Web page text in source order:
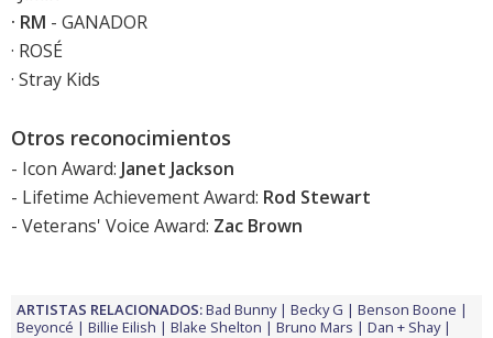
· RM - GANADOR
· ROSÉ
· Stray Kids
Otros reconocimientos
- Icon Award: Janet Jackson
- Lifetime Achievement Award: Rod Stewart
- Veterans' Voice Award: Zac Brown
ARTISTAS RELACIONADOS:Bad Bunny Becky G
Benson Boone
Beyoncé
Billie Eilish Blake Shelton Bruno Mars
Dan + Shay